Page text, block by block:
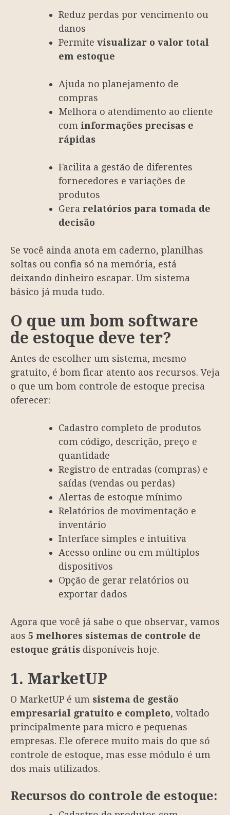
Reduz perdas por vencimento ou
danos
Permite visualizar o valor total
em estoque
Ajuda no planejamento de
compras
Melhora o atendimento ao cliente
com informações precisas e
rápidas
Facilita a gestão de diferentes
fornecedores e variações de
produtos
Gera relatórios para tomada de
decisão
Se você ainda anota em caderno, planilhas
soltas ou confia só na memória, está
deixando dinheiro escapar. Um sistema
básico já muda tudo.
O que um bom software
de estoque deve ter?
Antes de escolher um sistema, mesmo
gratuito, é bom ficar atento aos recursos. Veja
o que um bom controle de estoque precisa
oferecer:
Cadastro completo de produtos
com código, descrição, preço e
quantidade
Registro de entradas (compras) e
saídas (vendas ou perdas)
Alertas de estoque mínimo
Relatórios de movimentação e
inventário
Interface simples e intuitiva
Acesso online ou em múltiplos
dispositivos
Opção de gerar relatórios ou
exportar dados
Agora que você já sabe o que observar, vamos
aos 5 melhores sistemas de controle de
estoque grátis disponíveis hoje.
1. MarketUP
O MarketUP é um sistema de gestão
empresarial gratuito e completo, voltado
principalmente para micro e pequenas
empresas. Ele oferece muito mais do que só
controle de estoque, mas esse módulo é um
dos mais utilizados.
Recursos do controle de estoque: